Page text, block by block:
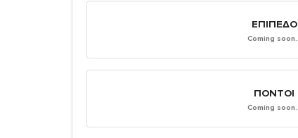
ΕΠΊΠΕΔΟ
Coming soon...
ΠΌΝΤΟΙ
Coming soon...